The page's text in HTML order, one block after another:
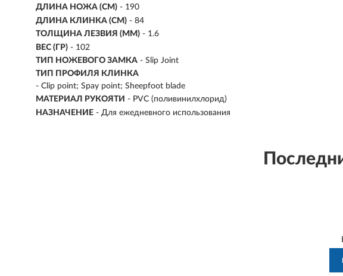
ДЛИНА НОЖА (СМ) - 190
ДЛИНА КЛИНКА (СМ) - 84
ТОЛЩИНА ЛЕЗВИЯ (ММ) - 1.6
ВЕС (ГР) - 102
ТИП НОЖЕВОГО ЗАМКА - Slip Joint
ТИП ПРОФИЛЯ КЛИНКА
- Clip point; Spay point; Sheepfoot blade
МАТЕРИАЛ РУКОЯТИ - PVC (поливинилхлорид)
НАЗНАЧЕНИЕ - Для ежедневного использования